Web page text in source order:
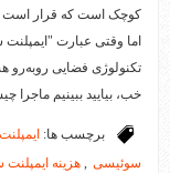
کوچک است که قرار است
اما وقتی عبارت
تکنولوژی فضایی روبه‌رو
خب، بیایید ببینیم
برچسب ها:
سوئیسی , هزینه